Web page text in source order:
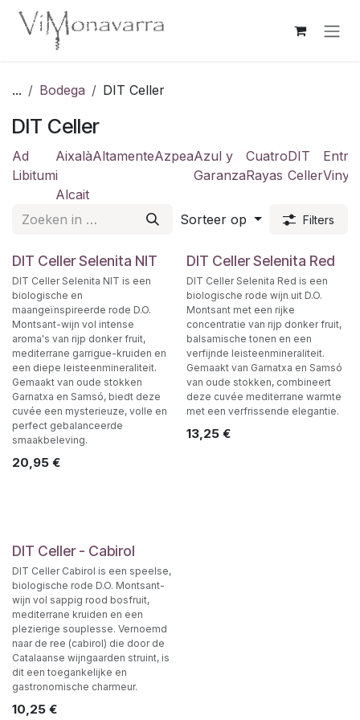
Overslaan naar inhoud
... Bodega DIT Celler
DIT Celler
Ad
Libitum
Aixalà
i
Alcait
AltamenteAzpeaAzul y
Garanza
Cuatro
Rayas
DIT
Celler
Entre
Sorteer op Filters
DIT Celler Selenita NIT
DIT Celler Selenita NIT is een
biologische en
maangeïnspireerde rode D.O.
Montsant-wijn vol intense
aroma's van rijp donker fruit,
mediterrane garrigue-kruiden en
een diepe leisteenmineraliteit.
Gemaakt van oude stokken
Garnatxa en Samsó, biedt deze
cuvée een mysterieuze, volle en
perfect gebalanceerde
smaakbeleving.
20,95 €
DIT Celler Selenita Red
DIT Celler Selenita Red is een
biologische rode wijn uit D.O.
Montsant met een rijke
concentratie van rijp donker fruit,
balsamische tonen en een
verfijnde leisteenmineraliteit.
Gemaakt van Garnatxa en Samsó
van oude stokken, combineert
deze cuvée mediterrane warmte
met een verfrissende elegantie.
13,25€
DIT Celler - Cabirol
DIT Celler Cabirol is een speelse,
biologische rode D.O. Montsant-
wijn vol sappig rood bosfruit,
mediterrane kruiden en een
plezierige souplesse. Vernoemd
naar de ree (cabirol) die door de
Catalaanse wijngaarden struint, is
dit een toegankelijke en
gastronomische charmeur.
10,25 €